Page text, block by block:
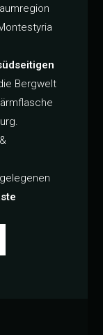
Bergwelt